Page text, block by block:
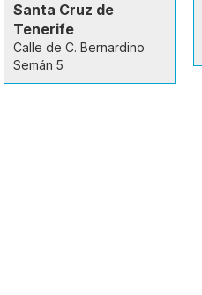
Santa Cruz de
Tenerife
Calle de C. Bernardino
Semán 5